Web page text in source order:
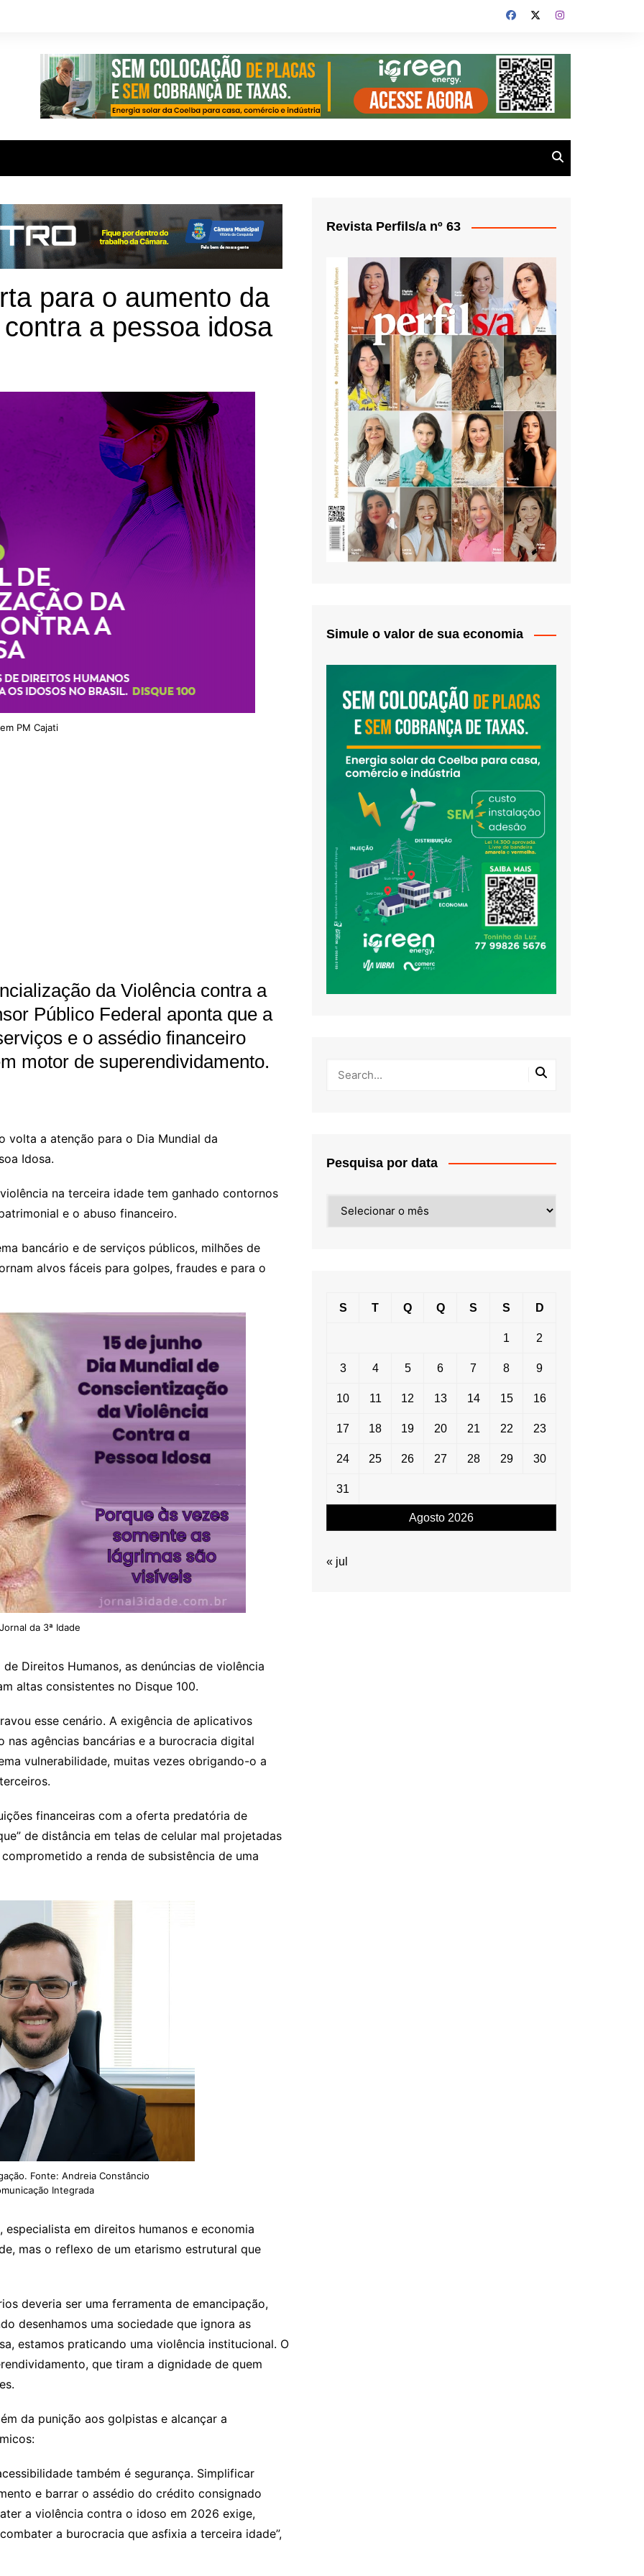
para o aumento da
a pessoa idosa
PM Cajati
da Violência contra a
Público Federal aponta que a
e o assédio financeiro
motor de superendividamento.
volta a atenção para o Dia Mundial da
Idosa.
na terceira idade tem ganhado contornos
e o abuso financeiro.
bancário e de serviços públicos, milhões de
alvos fáceis para golpes, fraudes e para o
da 3ª Idade
Direitos Humanos, as denúncias de violência
altas consistentes no Disque 100.
esse cenário. A exigência de aplicativos
agências bancárias e a burocracia digital
vulnerabilidade, muitas vezes obrigando-o a
financeiras com a oferta predatória de
de distância em telas de celular mal projetadas
a renda de subsistência de uma
Fonte: Andreia Constâncio
Integrada
em direitos humanos e economia
mas o reflexo de um etarismo estrutural que
deveria ser uma ferramenta de emancipação,
desenhamos uma sociedade que ignora as
estamos praticando uma violência institucional. O
que tiram a dignidade de quem
da punição aos golpistas e alcançar a
também é segurança. Simplificar
e barrar o assédio do crédito consignado
a violência contra o idoso em 2026 exige,
a burocracia que asfixia a terceira idade”,
Revista Perfils/a nº 63
Simule o valor de sua economia
Pesquisa por data
por
Agosto 2026
S T Q Q S S D
1 2
3 4 5 6 7 8 9
10 11 12 13 14 15 16
17 18 19 20 21 22 23
24 25 26 27 28 29 30
31
« jul